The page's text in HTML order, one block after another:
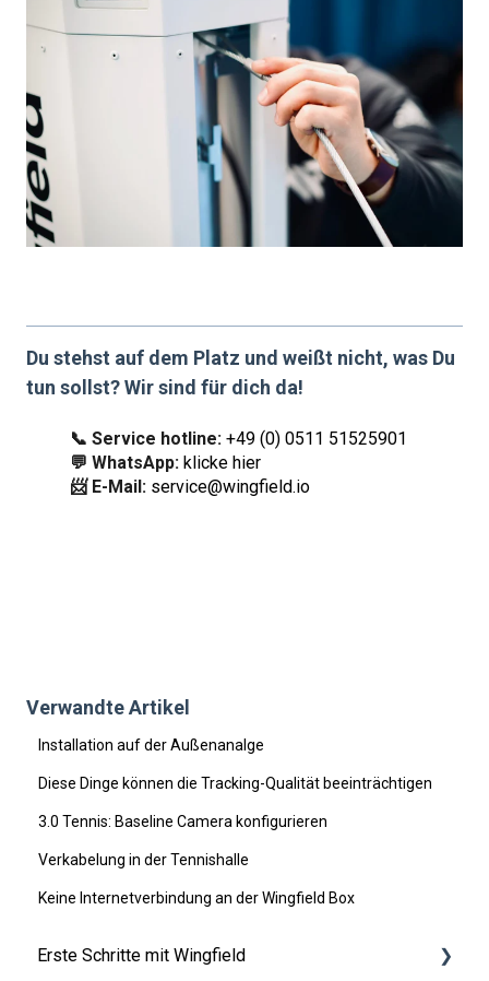
Du stehst auf dem Platz und weißt nicht, was Du
tun sollst? Wir sind für dich da!
📞 Service hotline: +49 (0) 0511 51525901
💬 WhatsApp: klicke hier
📨 E-Mail: service@wingfield.io
Verwandte Artikel
Installation auf der Außenanalge
Diese Dinge können die Tracking-Qualität beeinträchtigen
3.0 Tennis: Baseline Camera konfigurieren
Verkabelung in der Tennishalle
Keine Internetverbindung an der Wingfield Box
Erste Schritte mit Wingfield